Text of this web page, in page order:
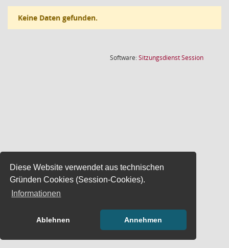
Diese Website verwendet aus technischen
Gründen Cookies (Session-Cookies).
Informationen
Ablehnen Annehmen
Keine Daten gefunden.
Software:SitzungsdienstSession(Wird in